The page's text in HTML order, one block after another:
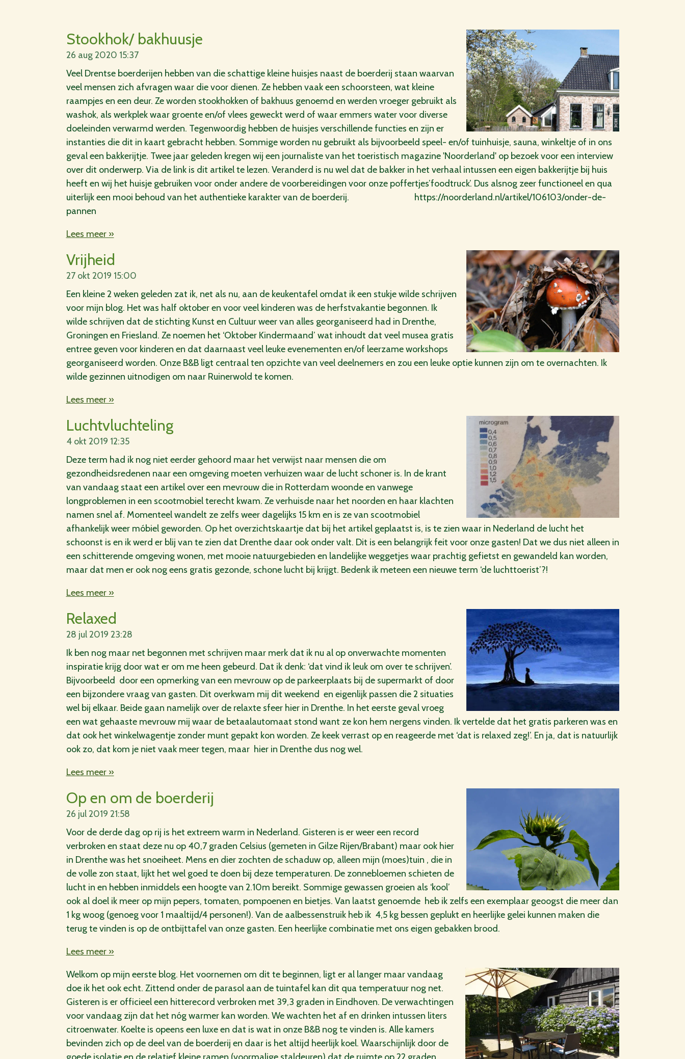
Stookhok/ bakhuusje
26 aug 2020 15:37
Veel Drentse boerderijen hebben van die schattige kleine huisjes naast de boerderij staan waarvan
veel mensen zich afvragen waar die voor dienen. Ze hebben vaak een schoorsteen, wat kleine
raampjes en een deur. Ze worden stookhokken of bakhuus genoemd en werden vroeger gebruikt als
washok, als werkplek waar groente en/of vlees geweckt werd of waar emmers water voor diverse
doeleinden verwarmd werden. Tegenwoordig hebben de huisjes verschillende functies en zijn er
instanties die dit in kaart gebracht hebben. Sommige worden nu gebruikt als bijvoorbeeld speel- en/of tuinhuisje, sauna, winkeltje of in ons
geval een bakkerijtje. Twee jaar geleden kregen wij een journaliste van het toeristisch magazine 'Noorderland' op bezoek voor een interview
over dit onderwerp. Via de link is dit artikel te lezen. Veranderd is nu wel dat de bakker in het verhaal intussen een eigen bakkerijtje bij huis
heeft en wij het huisje gebruiken voor onder andere de voorbereidingen voor onze poffertjes’foodtruck’. Dus alsnog zeer functioneel en qua
uiterlijk een mooi behoud van het authentieke karakter van de boerderij. https://noorderland.nl/artikel/106103/onder-de-
pannen
Lees meer »
Vrijheid
27 okt 2019 15:00
Een kleine 2 weken geleden zat ik, net als nu, aan de keukentafel omdat ik een stukje wilde schrijven
voor mijn blog. Het was half oktober en voor veel kinderen was de herfstvakantie begonnen. Ik
wilde schrijven dat de stichting Kunst en Cultuur weer van alles georganiseerd had in Drenthe,
Groningen en Friesland. Ze noemen het ‘Oktober Kindermaand’ wat inhoudt dat veel musea gratis
entree geven voor kinderen en dat daarnaast veel leuke evenementen en/of leerzame workshops
georganiseerd worden. Onze B&B ligt centraal ten opzichte van veel deelnemers en zou een leuke optie kunnen zijn om te overnachten. Ik
wilde gezinnen uitnodigen om naar Ruinerwold te komen.
Lees meer »
Luchtvluchteling
4 okt 2019 12:35
Deze term had ik nog niet eerder gehoord maar het verwijst naar mensen die om
gezondheidsredenen naar een omgeving moeten verhuizen waar de lucht schoner is. In de krant
van vandaag staat een artikel over een mevrouw die in Rotterdam woonde en vanwege
longproblemen in een scootmobiel terecht kwam. Ze verhuisde naar het noorden en haar klachten
namen snel af. Momenteel wandelt ze zelfs weer dagelijks 15 km en is ze van scootmobiel
afhankelijk weer móbiel geworden. Op het overzichtskaartje dat bij het artikel geplaatst is, is te zien waar in Nederland de lucht het
schoonst is en ik werd er blij van te zien dat Drenthe daar ook onder valt. Dit is een belangrijk feit voor onze gasten! Dat we dus niet alleen in
een schitterende omgeving wonen, met mooie natuurgebieden en landelijke weggetjes waar prachtig gefietst en gewandeld kan worden,
maar dat men er ook nog eens gratis gezonde, schone lucht bij krijgt. Bedenk ik meteen een nieuwe term ‘de luchttoerist’?!
Lees meer »
Relaxed
28 jul 2019 23:28
Ik ben nog maar net begonnen met schrijven maar merk dat ik nu al op onverwachte momenten
inspiratie krijg door wat er om me heen gebeurd. Dat ik denk: ‘dat vind ik leuk om over te schrijven’.
Bijvoorbeeld door een opmerking van een mevrouw op de parkeerplaats bij de supermarkt of door
een bijzondere vraag van gasten. Dit overkwam mij dit weekend en eigenlijk passen die 2 situaties
wel bij elkaar. Beide gaan namelijk over de relaxte sfeer hier in Drenthe. In het eerste geval vroeg
een wat gehaaste mevrouw mij waar de betaalautomaat stond want ze kon hem nergens vinden. Ik vertelde dat het gratis parkeren was en
dat ook het winkelwagentje zonder munt gepakt kon worden. Ze keek verrast op en reageerde met ‘dat is relaxed zeg!’. En ja, dat is natuurlijk
ook zo, dat kom je niet vaak meer tegen, maar hier in Drenthe dus nog wel.
Lees meer »
Op en om de boerderij
26 jul 2019 21:58
Voor de derde dag op rij is het extreem warm in Nederland. Gisteren is er weer een record
verbroken en staat deze nu op 40,7 graden Celsius (gemeten in Gilze Rijen/Brabant) maar ook hier
in Drenthe was het snoeiheet. Mens en dier zochten de schaduw op, alleen mijn (moes)tuin , die in
de volle zon staat, lijkt het wel goed te doen bij deze temperaturen. De zonnebloemen schieten de
lucht in en hebben inmiddels een hoogte van 2.10m bereikt. Sommige gewassen groeien als ‘kool’
ook al doel ik meer op mijn pepers, tomaten, pompoenen en bietjes. Van laatst genoemde heb ik zelfs een exemplaar geoogst die meer dan
1 kg woog (genoeg voor 1 maaltijd/4 personen!). Van de aalbessenstruik heb ik 4,5 kg bessen geplukt en heerlijke gelei kunnen maken die
terug te vinden is op de ontbijttafel van onze gasten. Een heerlijke combinatie met ons eigen gebakken brood.
Lees meer »
Welkom op mijn eerste blog. Het voornemen om dit te beginnen, ligt er al langer maar vandaag
doe ik het ook echt. Zittend onder de parasol aan de tuintafel kan dit qua temperatuur nog net.
Gisteren is er officieel een hitterecord verbroken met 39,3 graden in Eindhoven. De verwachtingen
voor vandaag zijn dat het nóg warmer kan worden. We wachten het af en drinken intussen liters
citroenwater. Koelte is opeens een luxe en dat is wat in onze B&B nog te vinden is. Alle kamers
bevinden zich op de deel van de boerderij en daar is het altijd heerlijk koel. Waarschijnlijk door de
goede isolatie en de relatief kleine ramen (voormalige staldeuren) dat de ruimte op 22 graden